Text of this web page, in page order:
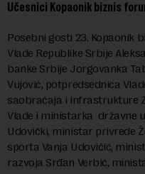
Učesnici Kopaonik biznis
Posebni gosti 23. Kopaonik
Vlade Republike Srbije
banke Srbije Jorgovanka
Vujović, potpredsednica
saobraćaja i infrastrukture
Vlade i ministarka državne
Udovički, ministar privrede
sporta Vanja Udovičić,
razvoja Srđan Verbić,